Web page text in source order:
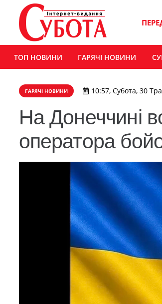
ТОП НОВИНИ ГАРЯЧІ НОВИНИ
ГАРЯЧІ НОВИНИ 10:57, Субота, 30
На Донеччині
оператора